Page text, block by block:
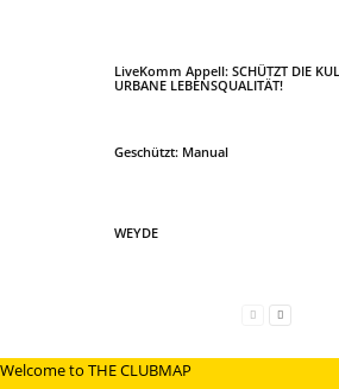
LiveKomm Appell: SCHÜTZT DIE
URBANE LEBENSQUALITÄT!
Geschützt: Manual
WEYDE
Welcome to THE CLUBMAP